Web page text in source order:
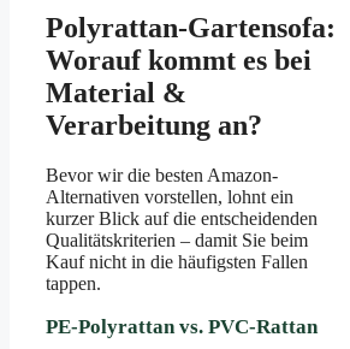
Polyrattan-Gartensofa:
Worauf kommt es bei
Material &
Verarbeitung an?
Bevor wir die besten Amazon-
Alternativen vorstellen, lohnt ein
kurzer Blick auf die entscheidenden
Qualitätskriterien – damit Sie beim
Kauf nicht in die häufigsten Fallen
tappen.
PE-Polyrattan vs. PVC-Rattan